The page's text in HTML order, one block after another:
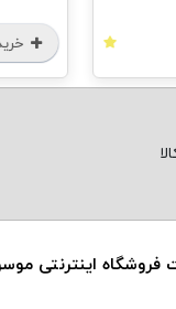
فروشگاه اینترنتی